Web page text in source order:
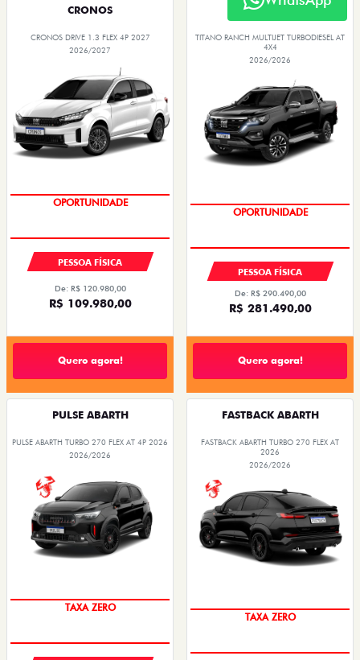
CRONOS
CRONOS DRIVE 1.3 FLEX 4P 2027
2026/2027
OPORTUNIDADE
PESSOA FÍSICA
De: R$ 120.980,00
R$ 109.980,00
Quero agora!
TITANO
TITANO RANCH MULTIJET TURBODIESEL AT
4X4
2026/2026
PESSOA FÍSICA
De: R$ 290.490,00
R$ 281.490,00
Quero agora!
PULSE ABARTH
PULSE ABARTH TURBO 270 FLEX AT 4P 2026
2026/2026
SAIA DE FIAT 0KM
FASTBACK ABARTH
FASTBACK ABARTH TURBO 270 FLEX AT
2026
2026/2026
SAIA DE FIAT 0KM